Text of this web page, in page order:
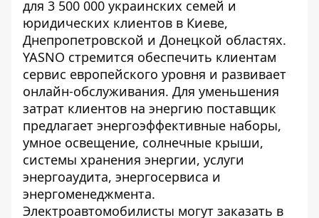
для 3 500 000 украинских семей и
юридических клиентов в Киеве,
Днепропетровской и Донецкой областях.
YASNO стремится обеспечить клиентам
сервис европейского уровня и развивает
онлайн-обслуживания. Для уменьшения
затрат клиентов на энергию поставщик
предлагает энергоэффективные наборы,
умное освещение, солнечные крыши,
системы хранения энергии, услуги
энергоаудита, энергосервиса и
энергоменеджмента.
Электроавтомобилисты могут заказать в